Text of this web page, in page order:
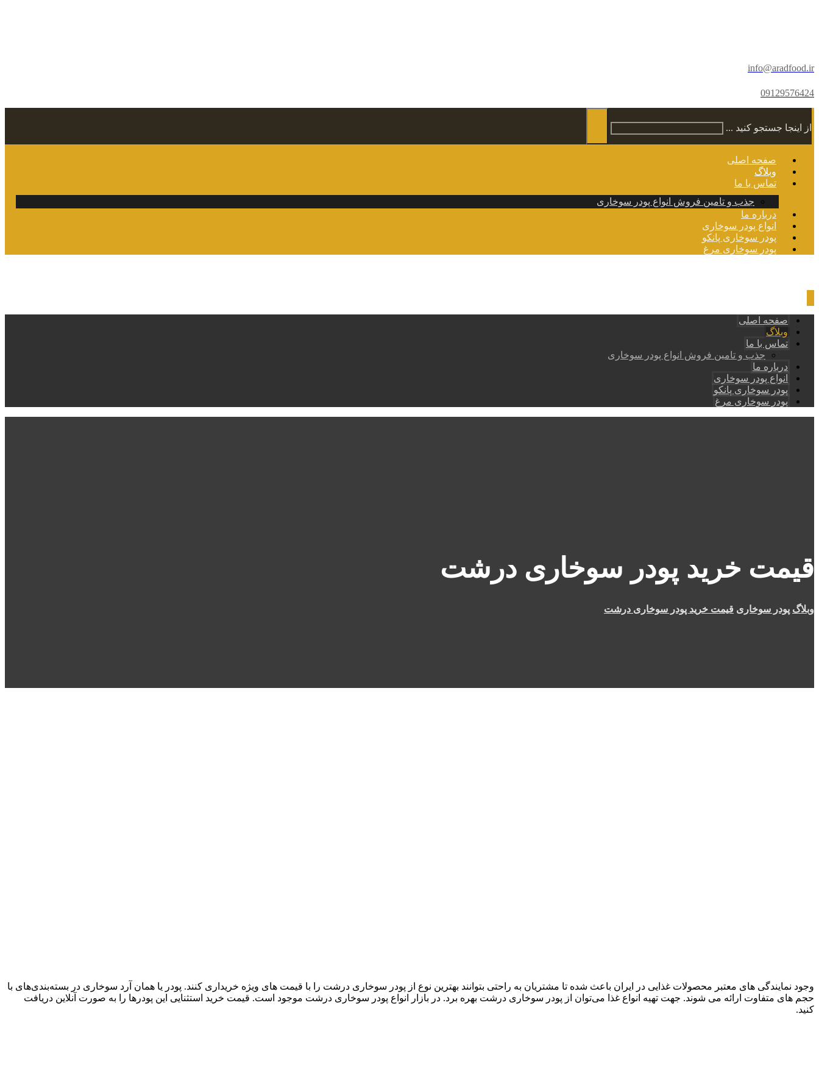
info@aradfood.ir
09129576424
از اینجا جستجو کنید ...
صفحه اصلی
وبلاگ
تماس با ما
جذب و تامین فروش انواع پودر سوخاری
درباره ما
انواع پودر سوخاری
پودر سوخاری پانکو
پودر سوخاری مرغ
صفحه اصلی
وبلاگ
تماس با ما
جذب و تامین فروش انواع پودر سوخاری
درباره ما
انواع پودر سوخاری
پودر سوخاری پانکو
پودر سوخاری مرغ
قیمت خرید پودر سوخاری درشت
وبلاگ پودر سوخاری قیمت خرید پودر سوخاری درشت
وجود نمایندگی های معتبر محصولات غذایی در ایران باعث شده تا مشتریان به راحتی بتوانند بهترین نوع از پودر سوخاری درشت را با قیمت های ویژه خریداری کنند. پودر یا همان آرد سوخاری در بسته‌بندی‌های با
حجم های متفاوت ارائه می شوند. جهت تهیه انواع غذا می‌توان از پودر سوخاری درشت بهره برد. در بازار انواع پودر سوخاری درشت موجود است. قیمت خرید استثنایی این پودرها را به صورت آنلاین دریافت
کنید.